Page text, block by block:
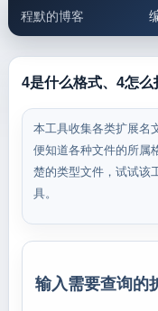
程默的博客
邮件工具
4是什么格式、4怎
本工具收集各类扩展名
便知道各种文件的所属
楚的类型文件，试试该
具。
输入需要查询的